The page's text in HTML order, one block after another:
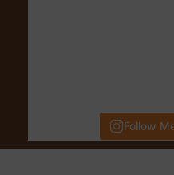
Follow